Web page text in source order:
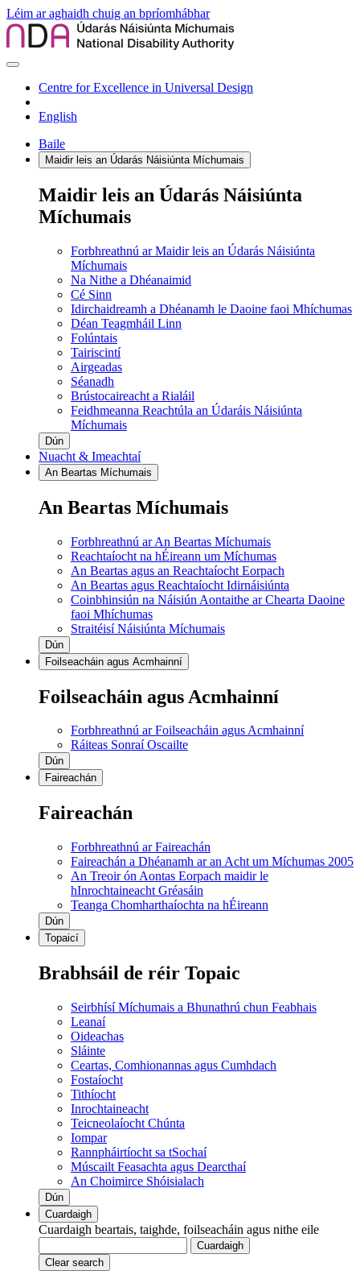
Léim ar aghaidh chuig an bpríomhábhar
Centre for Excellence in Universal Design
English
Baile
Maidir leis an Údarás Náisiúnta Míchumais
Maidir leis an Údarás Náisiúnta
Míchumais
Forbhreathnú ar Maidir leis an Údarás Náisiúnta
Míchumais
Na Nithe a Dhéanaimid
Cé Sinn
Idirchaidreamh a Dhéanamh le Daoine faoi Mhíchumas
Déan Teagmháil Linn
Folúntais
Tairiscintí
Airgeadas
Séanadh
Brústocaireacht a Rialáil
Feidhmeanna Reachtúla an Údaráis Náisiúnta
Míchumais
Dún
Nuacht & Imeachtaí
An Beartas Míchumais
An Beartas Míchumais
Forbhreathnú ar An Beartas Míchumais
Reachtaíocht na hÉireann um Míchumas
An Beartas agus an Reachtaíocht Eorpach
An Beartas agus Reachtaíocht Idirnáisiúnta
Coinbhinsiún na Náisiún Aontaithe ar Chearta Daoine
faoi Mhíchumas
Straitéisí Náisiúnta Míchumais
Dún
Foilseacháin agus Acmhainní
Foilseacháin agus Acmhainní
Forbhreathnú ar Foilseacháin agus Acmhainní
Ráiteas Sonraí Oscailte
Dún
Faireachán
Faireachán
Forbhreathnú ar Faireachán
Faireachán a Dhéanamh ar an Acht um Míchumas 2005
An Treoir ón Aontas Eorpach maidir le
hInrochtaineacht Gréasáin
Teanga Chomharthaíochta na hÉireann
Dún
Topaicí
Brabhsáil de réir Topaic
Seirbhísí Míchumais a Bhunathrú chun Feabhais
Leanaí
Oideachas
Sláinte
Ceartas, Comhionannas agus Cumhdach
Fostaíocht
Tithíocht
Inrochtaineacht
Teicneolaíocht Chúnta
Iompar
Rannpháirtíocht sa tSochaí
Múscailt Feasachta agus Dearcthaí
An Choimirce Shóisialach
Dún
Cuardaigh
Cuardaigh beartais, taighde, foilseacháin agus nithe eile
Cuardaigh
Clear search